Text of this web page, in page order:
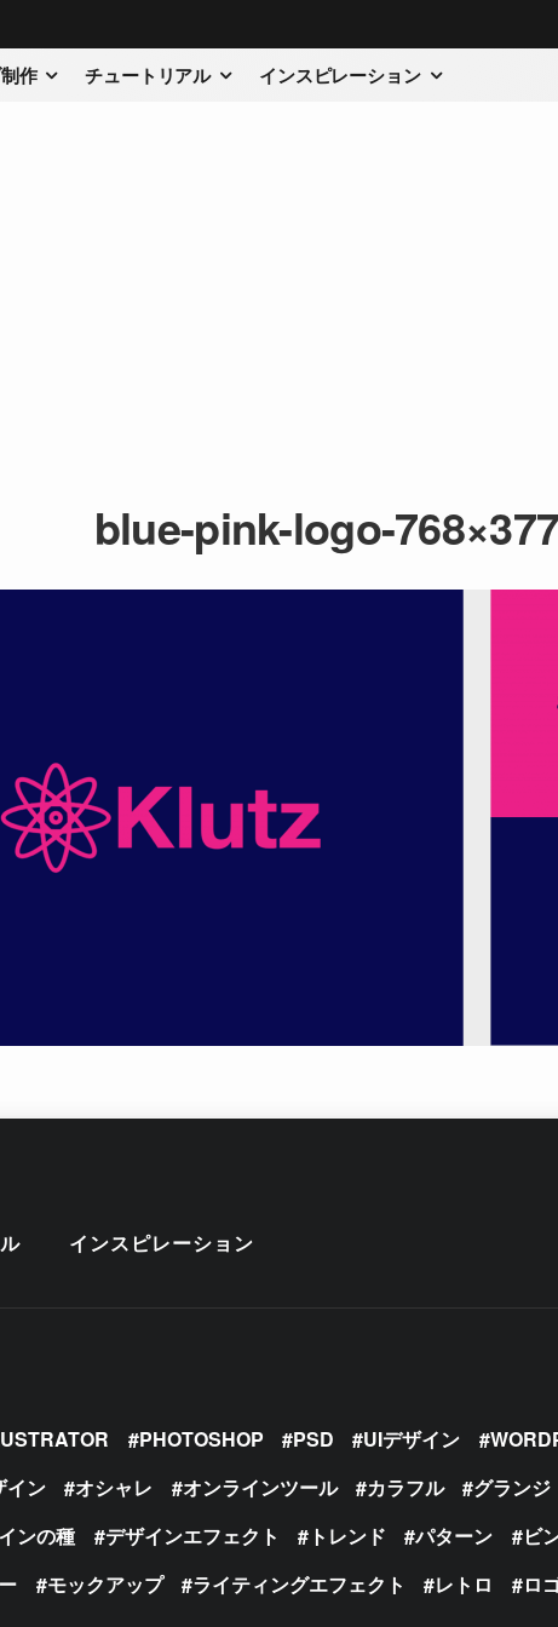
作 チュートリアル インスピレーション
blue-pink-logo-768×377
インスピレーション
PHOTOSHOP PSD UIデザイン
イン オシャレ オンラインツール カラフル グランジ
ンの種 デザインエフェクト トレンド パターン ビ
モックアップ ライティングエフェクト レトロ ロ